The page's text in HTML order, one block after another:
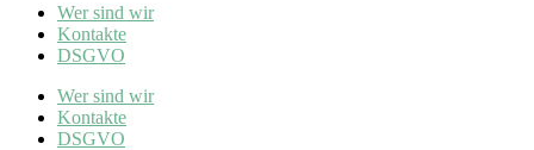
Wer sind wir
Kontakte
DSGVO
Wer sind wir
Kontakte
DSGVO